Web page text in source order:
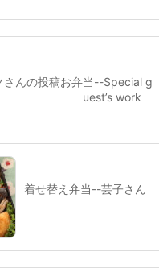
さんの投稿お弁当--Special g
uest’s work
着せ替え弁当--芸子さん